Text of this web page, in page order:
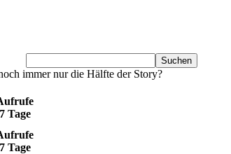
immer nur die Hälfte der Story?
7 Tage
7 Tage